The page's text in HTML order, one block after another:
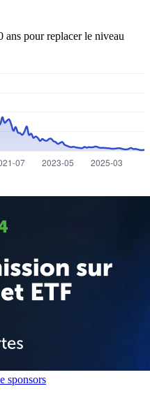
pour replacer le niveau
sponsors